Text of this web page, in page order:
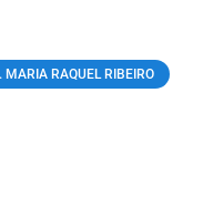
RAQUEL RIBEIRO